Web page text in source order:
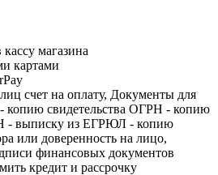
магазина
картами
счет на оплату, Документы для
копию свидетельства ОГРН - копию
- выписку из ЕГРЮЛ - копию
или доверенность на лицо,
финансовых документов
кредит и рассрочку